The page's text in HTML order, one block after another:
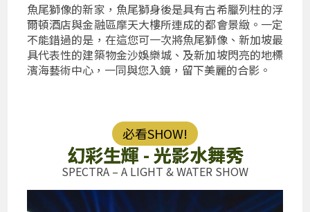
魚尾獅像的新家，魚尾獅身後是具有古希臘列柱的浮
爾頓酒店與金融區摩天大樓所連成的都會景緻。一定
不能錯過的是，在這您可一次將魚尾獅像、新加坡最
具代表性的建築物金沙娛樂城、及新加坡閃亮的地標
濱海藝術中心，一同與您入鏡，留下美麗的合影。
必看SHOW!
幻彩生輝 - 光影水舞秀
SPECTRA – A LIGHT & WATER SHOW